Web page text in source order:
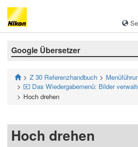
Google Übersetzer
Z 30 Referenzhandbuch
D Das Wiedergabemenü: Bilder
Hoch drehen
Hoch drehen